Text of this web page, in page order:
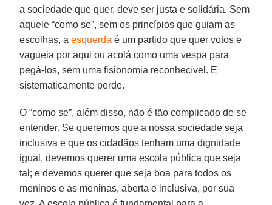
a sociedade que quer, deve ser justa e solidária. Sem
aquele “como se”, sem os princípios que guiam as
escolhas, aesquerda é um partido que quer votos e
vagueia por aqui ou acolá como uma vespa para
pegá-los, sem uma fisionomia reconhecível. E
sistematicamente perde.
O “como se”, além disso, não é tão complicado de se
entender. Se queremos que a nossa sociedade seja
inclusiva e que os cidadãos tenham uma dignidade
igual, devemos querer uma escola pública que seja
tal; e devemos querer que seja boa para todos os
meninos e as meninas, aberta e inclusiva, por sua